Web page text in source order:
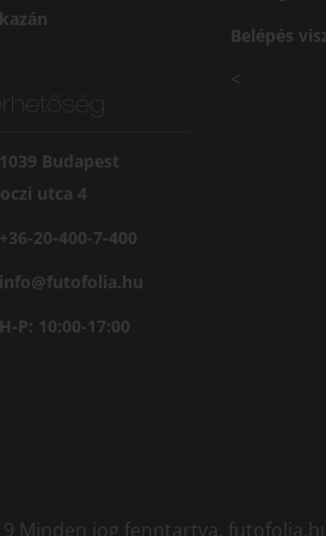
Belépés
<
1039 Budapest
utca 4
+36-20-400-7-400
info@futofolia.hu
H-P: 10:00-17:00
Minden jog fenntartva.